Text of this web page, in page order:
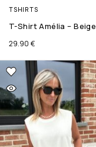
TSHIRTS
T-Shirt Amélia – Beige
29.90 €